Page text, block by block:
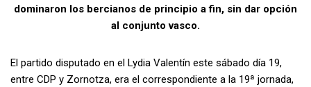
dominaron los bercianos de principio a fin, sin dar opción
al conjunto vasco.
El partido disputado en el Lydia Valentín este sábado día 19,
entre CDP y Zornotza, era el correspondiente a la 19ª jornada,